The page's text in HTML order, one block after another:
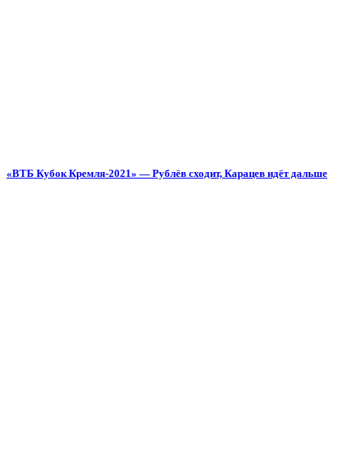
«ВТБ Кубок Кремля-2021» — Рублёв сходит, Карацев идёт дальше